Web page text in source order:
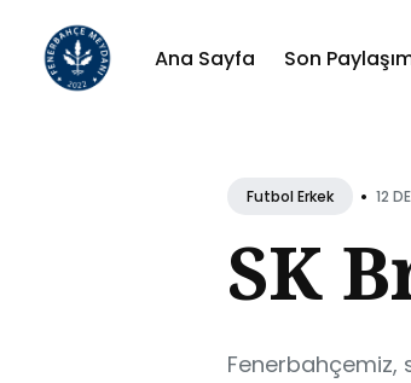
Ana Sayfa Son
Futbol Erkek • 12
SK
Fenerbahçemiz,